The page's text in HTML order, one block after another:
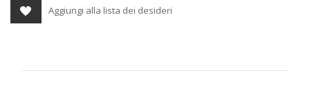
Aggiungi alla lista dei desideri